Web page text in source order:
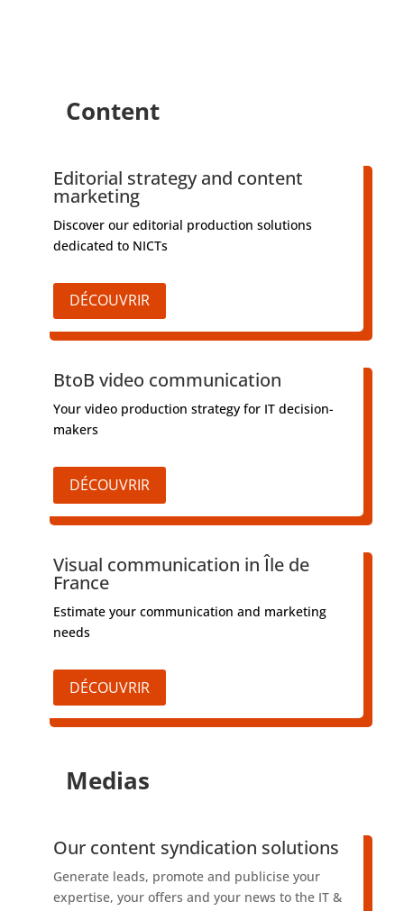
Content
Editorial strategy and content
marketing
Discover our editorial production solutions
dedicated to NICTs
DÉCOUVRIR
BtoB video communication
Your video production strategy for IT decision-
makers
DÉCOUVRIR
Visual communication in Île de
France
Estimate your communication and marketing
needs
DÉCOUVRIR
Medias
​Our content syndication solutions
Generate leads, promote and publicise your
expertise, your offers and your news to the IT &